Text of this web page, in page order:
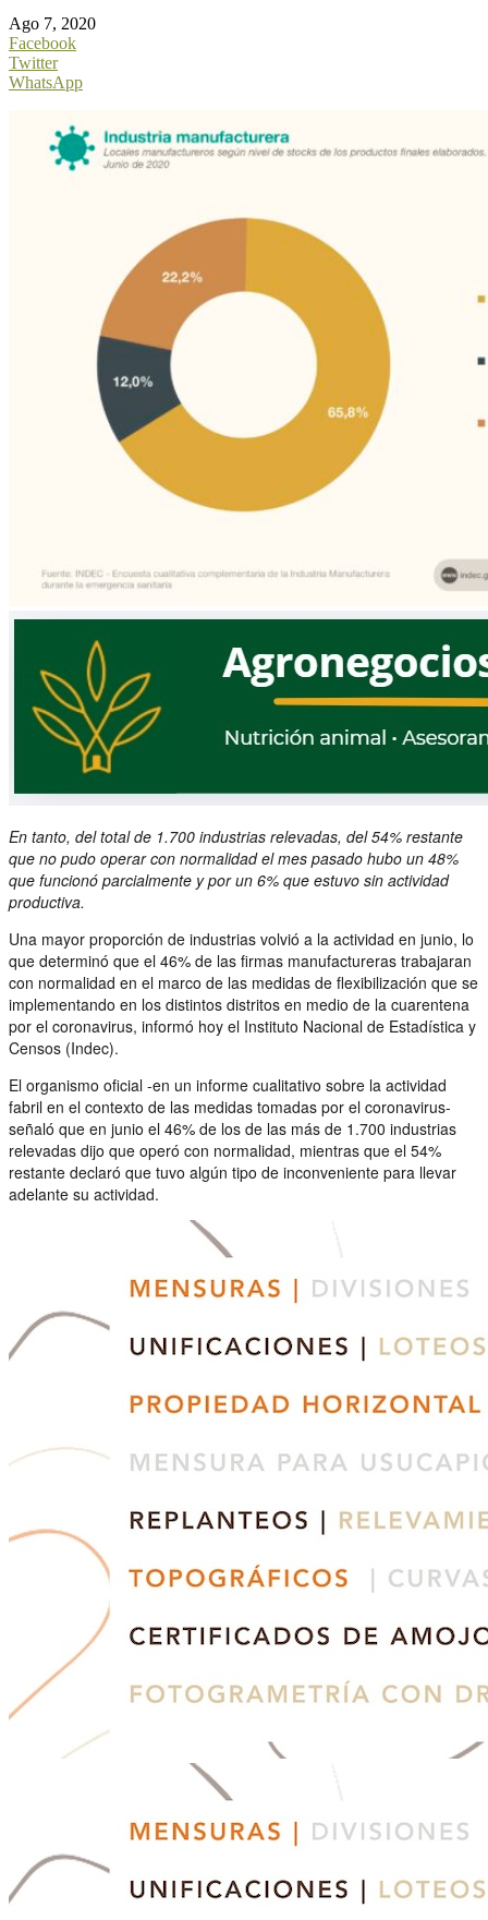
Ago 7, 2020
Facebook
Twitter
WhatsApp
En tanto, del total de 1.700 industrias relevadas, del 54% restante
que no pudo operar con normalidad el mes pasado hubo un 48%
que funcionó parcialmente y por un 6% que estuvo sin actividad
productiva.
Una mayor proporción de industrias volvió a la actividad en junio, lo
que determinó que el 46% de las firmas manufactureras trabajaran
con normalidad en el marco de las medidas de flexibilización que se
implementando en los distintos distritos en medio de la cuarentena
por el coronavirus, informó hoy el Instituto Nacional de Estadística y
Censos (Indec).
El organismo oficial -en un informe cualitativo sobre la actividad
fabril en el contexto de las medidas tomadas por el coronavirus-
señaló que en junio el 46% de los de las más de 1.700 industrias
relevadas dijo que operó con normalidad, mientras que el 54%
restante declaró que tuvo algún tipo de inconveniente para llevar
adelante su actividad.